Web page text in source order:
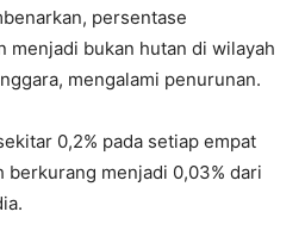
persentase
menjadi bukan hutan di wilayah
mengalami penurunan.
0,2% pada setiap empat
berkurang menjadi 0,03% dari